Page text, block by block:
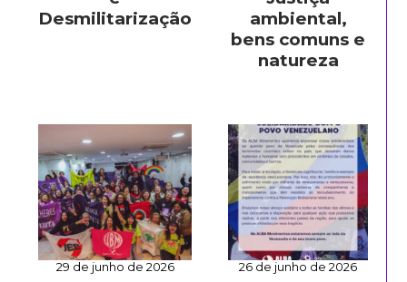
Desmilitarização
ambiental,
bens comuns e
natureza
29 de junho de 2026 26 de junho de 2026